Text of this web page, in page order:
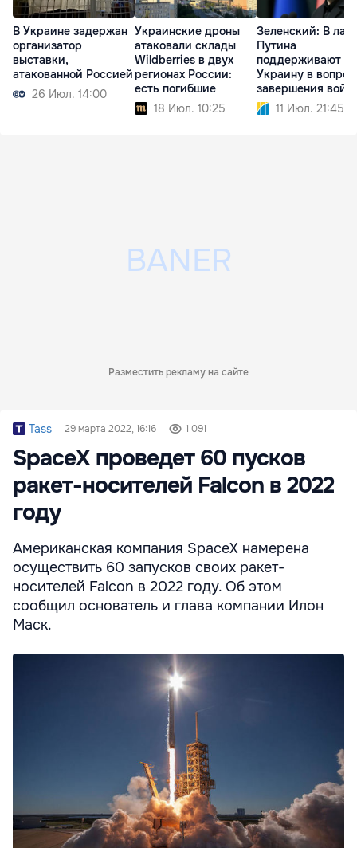
В Украине задержан
организатор
выставки,
атакованной Россией
26 Июл. 14:00
Украинские дроны
атаковали склады
Wildberries в двух
регионах России:
есть погибшие
18 Июл. 10:25
Зеленский: В
Путина
поддерживают
Украину в
завершения
11 Июл. 21:45
Разместить рекламу на сайте
Tass 29 марта 2022, 16:16 1 091
SpaceX проведет 60 пусков
ракет-носителей Falcon в 2022
году
Американская компания SpaceX намерена
осуществить 60 запусков своих ракет-
носителей Falcon в 2022 году. Об этом
сообщил основатель и глава компании Илон
Маск.